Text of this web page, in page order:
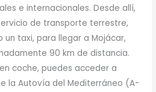
e internacionales. Desde allí,
de transporte terrestre,
un taxi, para llegar a Mojácar,
90 km de distancia.
coche, puedes acceder a
la Autovía del Mediterráneo (A-